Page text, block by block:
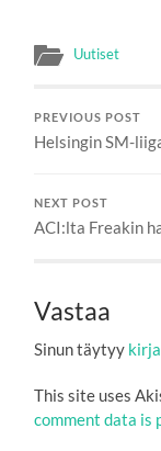
Uutiset
PREVIOUS POST
Helsingin SM-
NEXT POST
ACI:lta Freakin
Vastaa
Sinun täytyy
This site uses
comment data is